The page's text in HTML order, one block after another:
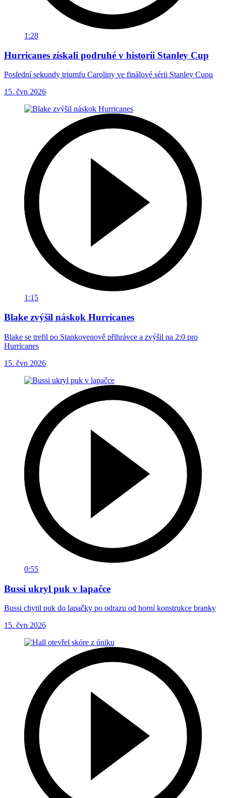
1:28
Hurricanes získali podruhé v historii Stanley Cup
Poslední sekundy triumfu Caroliny ve finálové sérii Stanley Cupu
15. čvn 2026
1:15
Blake zvýšil náskok Hurricanes
Blake se trefil po Stankovenově přihrávce a zvýšil na 2:0 pro
Hurricanes
15. čvn 2026
0:55
Bussi ukryl puk v lapačce
Bussi chytil puk do lapačky po odrazu od horní konstrukce branky
15. čvn 2026